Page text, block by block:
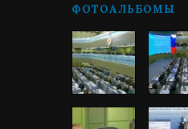
ФОТОАЛЬБОМЫ